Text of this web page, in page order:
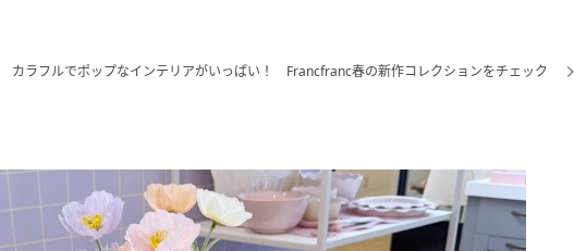
カラフルでポップなインテリアがいっぱい！ Francfranc春の新作コレクションをチェック